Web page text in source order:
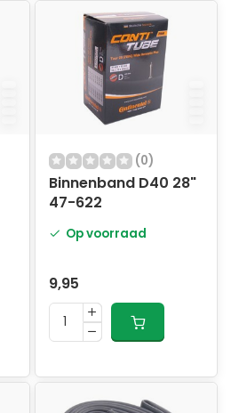
(0)
Binnenband D40 28"
47-622
Op voorraad
9,95